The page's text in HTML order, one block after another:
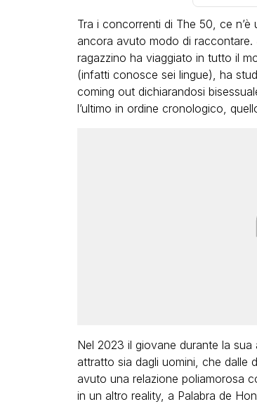
Tra i concorrenti di The 50, ce
ancora avuto modo di raccontare.
ragazzino ha viaggiato in tutto il
(infatti conosce sei lingue), ha
coming out dichiarandosi
l’ultimo in ordine cronologico,
Nel 2023 il giovane durante la
attratto sia dagli uomini, che dalle
avuto una relazione poliamorosa
in un altro reality, a Palabra de
LGBT